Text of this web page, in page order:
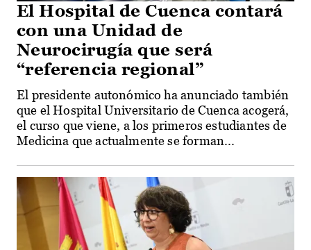
El Hospital de Cuenca contará
con una Unidad de
Neurocirugía que será
“referencia regional”
El presidente autonómico ha anunciado también
que el Hospital Universitario de Cuenca acogerá,
el curso que viene, a los primeros estudiantes de
Medicina que actualmente se forman...